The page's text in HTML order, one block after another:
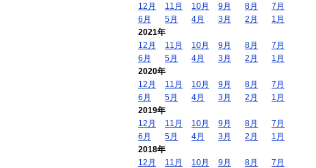
12月
11月 10月 9月 8月
7月
6月
5月 4月 3月 2月
1月
2021年
12月
11月 10月 9月 8月
7月
6月
5月 4月 3月 2月
1月
2020年
12月
11月 10月 9月 8月
7月
6月
5月 4月 3月 2月
1月
2019年
12月
11月 10月 9月 8月
7月
6月
5月 4月 3月 2月
1月
2018年
12月
11月 10月 9月 8月
7月